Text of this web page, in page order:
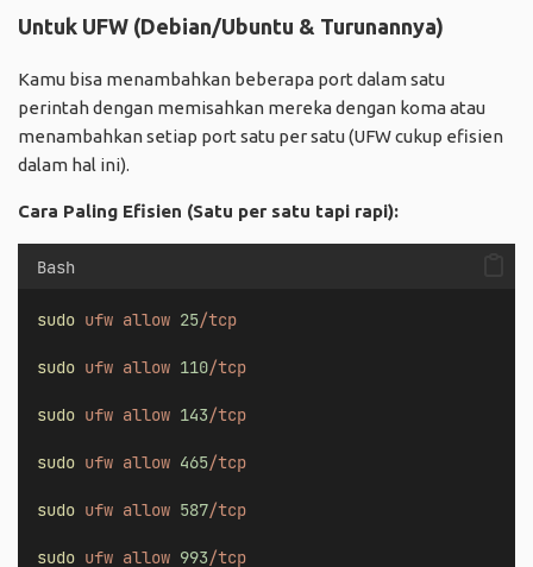
Untuk UFW (Debian/Ubuntu & Turunannya)
Kamu bisa menambahkan beberapa port dalam satu
perintah dengan memisahkan mereka dengan koma atau
menambahkan setiap port satu per satu (UFW cukup efisien
dalam hal ini).
Cara Paling Efisien (Satu per satu tapi rapi):
Bash
sudo ufw allow 25/tcp
sudo ufw allow 110/tcp
sudo ufw allow 143/tcp
sudo ufw allow 465/tcp
sudo ufw allow 587/tcp
sudo ufw allow 993/tcp